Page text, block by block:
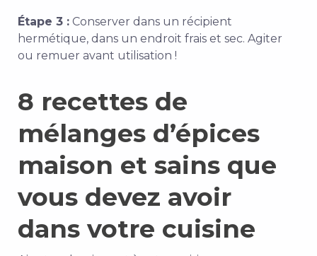
Étape 3 : Conserver dans un récipient
hermétique, dans un endroit frais et sec. Agiter
ou remuer avant utilisation !
8 recettes de
mélanges d’épices
maison et sains que
vous devez avoir
dans votre cuisine